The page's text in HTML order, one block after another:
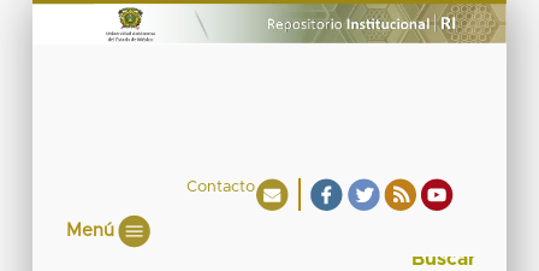
Contacto
Menú
Buscar